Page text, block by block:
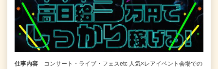
仕事内容
コンサート・ライブ・フェスetc 人気×レアイベント会場での